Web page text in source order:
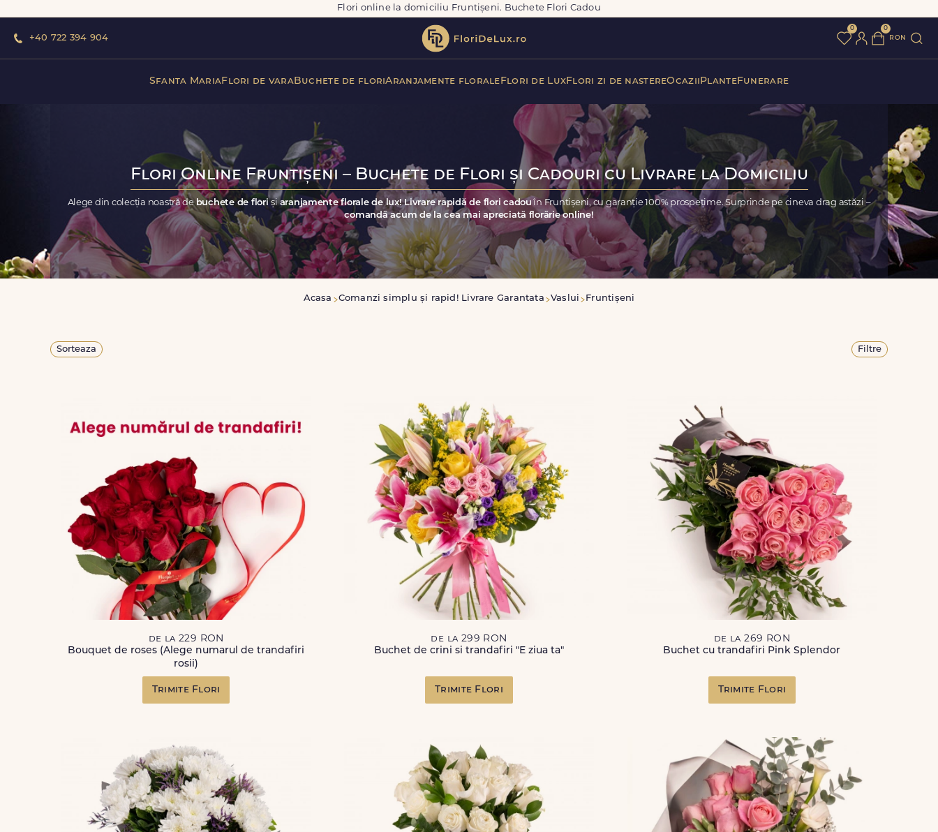
Flori online la domiciliu Fruntișeni. Buchete Flori Cadou
+40 722 394 904
0 0
ron
Sfanta MariaFlori de varaBuchete de floriAranjamente florale Flori de LuxFlori zi de nastereOcazii PlanteFunerare
Flori Online Fruntișeni – Buchete de Flori și Cadouri cu Livrare la Domiciliu
Alege din colecția noastră de buchete de florișiaranjamente florale de lux! Livrare rapidă de flori cadouîn Fruntișeni, cu garanție 100% prospețime. Surprinde pe cineva drag astăzi –
comandă acum de la cea mai apreciată florărie online!
Acasa Comanzi simplu și rapid! Livrare Garantata Vaslui Fruntișeni
Sorteaza Filtre
de la 229 RON
Bouquet de roses (Alege numarul de trandafiri
rosii)
Trimite Flori
de la 299 RON
Buchet de crini si trandafiri "E ziua ta"
Trimite Flori
de la 269 RON
Buchet cu trandafiri Pink Splendor
Trimite Flori